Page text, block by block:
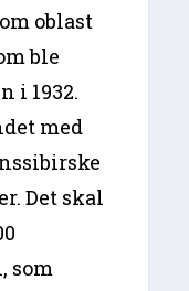
oblast
ble
i 1932.
med
Det skal
som